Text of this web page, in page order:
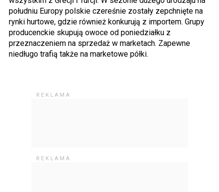
południu Europy polskie czereśnie zostały zepchnięte na
rynki hurtowe, gdzie również konkurują z importem. Grupy
producenckie skupują owoce od poniedziałku z
przeznaczeniem na sprzedaż w marketach. Zapewne
niedługo trafią także na marketowe półki.